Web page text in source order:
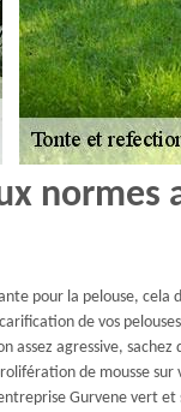
normes
pour la pelouse, cela
de vos
assez agressive,
de mousse
Gurvene vert et